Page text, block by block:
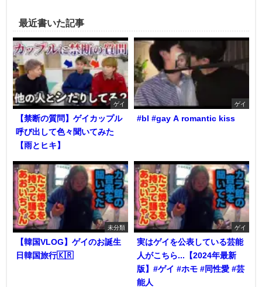
最近書いた記事
ゲイ
【禁断の質問】ゲイカップル
呼び出して色々聞いてみた
【雨とヒキ】
ゲイ
#bl #gay A romantic kiss
未分類
【韓国VLOG】ゲイのお誕生
日韓国旅行🇰🇷
ゲイ
実はゲイを公表している芸能
人がこちら...【2024年最新
版】#ゲイ #ホモ #同性愛 #芸
能人